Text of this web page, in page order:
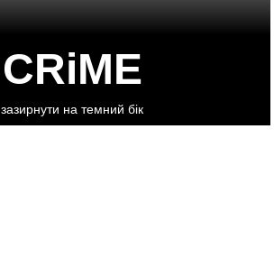
CRiME
зазирнути на темний бік